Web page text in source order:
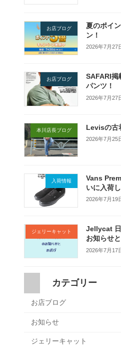
お店ブログ
夏のポイ
ン！
2026年7月27
お店ブログ
SAFARI
パンツ！
2026年7月27
本川店長ブログ Levisの古
2026年7月25
入荷情報
Vans
いに入荷し
2026年7月19
ジェリーキャット
Jellycat
お知らせ
2026年7月17
カテゴリー
お店ブログ
お知らせ
ジェリーキャット